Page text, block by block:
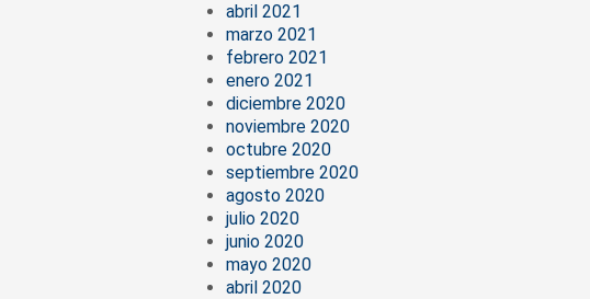
abril 2021
marzo 2021
febrero 2021
enero 2021
diciembre 2020
noviembre 2020
octubre 2020
septiembre 2020
agosto 2020
julio 2020
junio 2020
mayo 2020
abril 2020